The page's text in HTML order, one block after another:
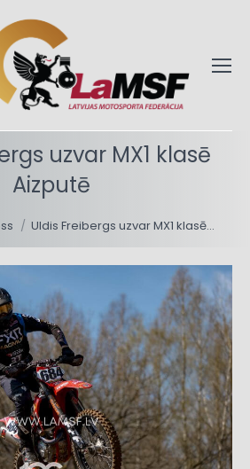
uzvar MX1 klasē
Aizputē
Uldis Freibergs uzvar MX1 klasē…